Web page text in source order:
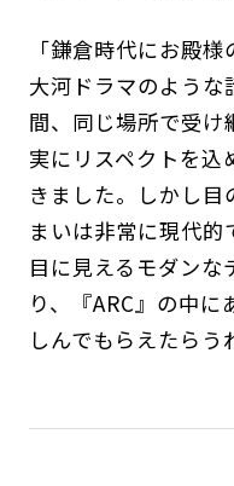
「鎌倉時代にお殿
大河ドラマのよう
間、同じ場所で受
実にリスペクトを込
きました。しかし
まいは非常に現代的
目に見えるモダンな
り、『ARC』の中
しんでもらえたらう